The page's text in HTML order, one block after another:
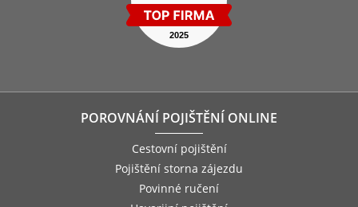
POROVNÁNÍ POJIŠTĚNÍ ONLINE
Cestovní pojištění
Pojištění storna zájezdu
Povinné ručení